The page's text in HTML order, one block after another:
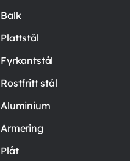
Balk
Plattstål
Fyrkantstål
Rostfritt stål
Aluminium
Armering
Plåt